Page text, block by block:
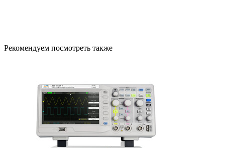
Рекомендуем посмотреть также